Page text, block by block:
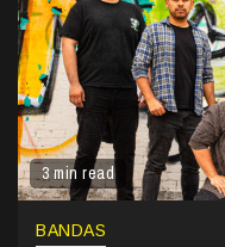
3 min read
BANDAS